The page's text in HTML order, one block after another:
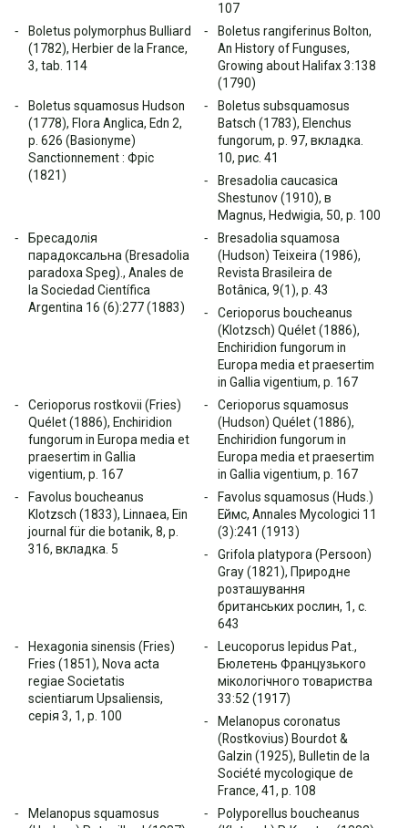
107
Boletus polymorphus Bulliard
(1782), Herbier de la France,
3, tab. 114
Boletus rangiferinus Bolton,
An History of Funguses,
Growing about Halifax 3:138
(1790)
Boletus squamosus Hudson
(1778), Flora Anglica, Edn 2,
p. 626 (Basionyme)
Sanctionnement : Фріс
(1821)
Boletus subsquamosus
Batsch (1783), Elenchus
fungorum, p. 97, вкладка.
10, рис. 41
Bresadolia caucasica
Shestunov (1910), в
Magnus, Hedwigia, 50, p. 100
Бресадолія
парадоксальна (Bresadolia
paradoxa Speg)., Anales de
la Sociedad Científica
Argentina 16 (6):277 (1883)
Bresadolia squamosa
(Hudson) Teixeira (1986),
Revista Brasileira de
Botânica, 9(1), p. 43
Cerioporus boucheanus
(Klotzsch) Quélet (1886),
Enchiridion fungorum in
Europa media et praesertim
in Gallia vigentium, p. 167
Cerioporus rostkovii (Fries)
Quélet (1886), Enchiridion
fungorum in Europa media et
praesertim in Gallia
vigentium, p. 167
Cerioporus squamosus
(Hudson) Quélet (1886),
Enchiridion fungorum in
Europa media et praesertim
in Gallia vigentium, p. 167
Favolus boucheanus
Klotzsch (1833), Linnaea, Ein
journal für die botanik, 8, p.
316, вкладка. 5
Favolus squamosus (Huds.)
Еймс, Annales Mycologici 11
(3):241 (1913)
Grifola platypora (Persoon)
Gray (1821), Природне
розташування
британських рослин, 1, с.
643
Hexagonia sinensis (Fries)
Fries (1851), Nova acta
regiae Societatis
scientiarum Upsaliensis,
серія 3, 1, p. 100
Leucoporus lepidus Pat.,
Бюлетень Французького
мікологічного товариства
33:52 (1917)
Melanopus coronatus
(Rostkovius) Bourdot &
Galzin (1925), Bulletin de la
Société mycologique de
France, 41, p. 108
Melanopus squamosus
Polyporellus boucheanus